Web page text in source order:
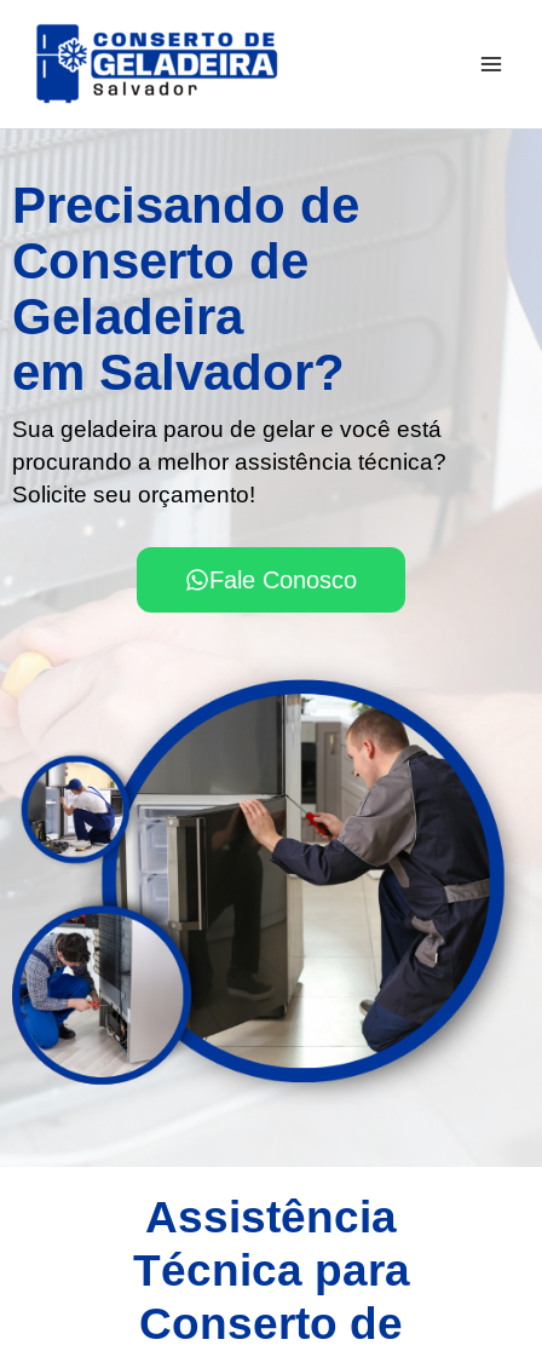
para
Precisando de
Conserto de
Geladeira
em Salvador?
Sua geladeira parou de gelar e você está
procurando a melhor assistência técnica?
Solicite seu orçamento!
Fale Conosco
Assistência
Técnica para
Conserto de